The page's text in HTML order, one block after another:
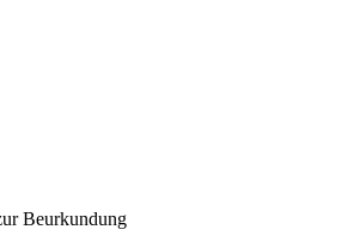
Beurkundung